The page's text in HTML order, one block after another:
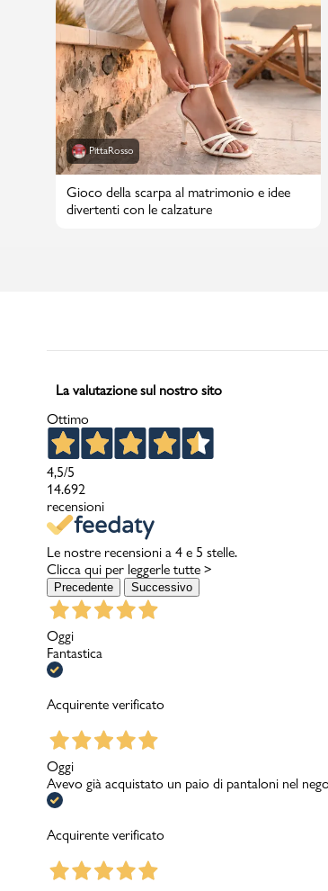
PittaRosso
Gioco della scarpa al matrimonio e idee
divertenti con le calzature
La valutazione sul nostro sito
Ottimo
4,5/5
14.692
recensioni
Le nostre recensioni a 4 e 5 stelle.
Clicca qui per leggerle tutte >
Precedente Successivo
Oggi
Fantastica
Acquirente verificato
Oggi
Avevo già acquistato un paio di pantaloni nel
Acquirente verificato